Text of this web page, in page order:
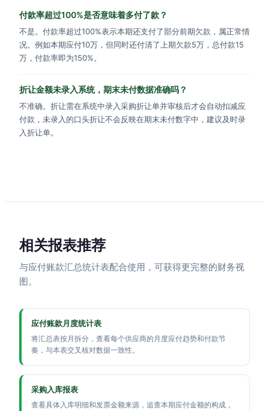
付款率超过100%是否意味着多付了款？
不是。付款率超过100%表示本期还支付了部分前期欠款，属正常情
况。例如本期应付10万，但同时还付清了上期欠款5万，总付款15
万，付款率即为150%。
折让金额未录入系统，期末未付数据准确吗？
不准确。折让需在系统中录入采购折让单并审核后才会自动扣减应
付款，未录入的口头折让不会反映在期末未付数字中，建议及时录
入折让单。
相关报表推荐
与应付账款汇总统计表配合使用，可获得更完整的财务视
图。
应付账款月度统计表
将汇总表按月拆分，查看每个供应商的月度应付趋势和付款节
奏，与本表交叉核对数据一致性。
采购入库报表
查看具体入库明细和发票金额来源，追查本期应付金额的构成，